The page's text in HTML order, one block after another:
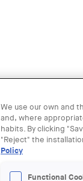
We use our own and
and, where
habits. By clicking
"Reject" the
Policy
Functional